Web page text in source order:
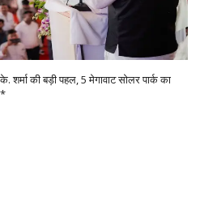
शर्मा की बड़ी पहल, 5 मेगावाट सोलर पार्क का